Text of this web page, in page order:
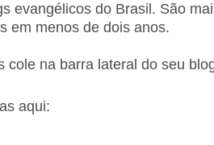
evangélicos do Brasil. São
em menos de dois anos.
cole na barra lateral do seu
aqui: